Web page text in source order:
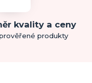
kvality a ceny
produkty